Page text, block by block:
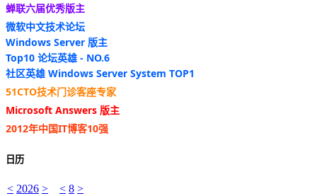
蝉联六届优秀版主
微软中文技术论坛
Windows Server 版主
Top10 论坛英雄 - NO.6
社区英雄 Windows Server System TOP1
51CTO技术门诊客座专家
Microsoft Answers 版主
2012年中国IT博客10强
日历
< 2026 > < 8 >